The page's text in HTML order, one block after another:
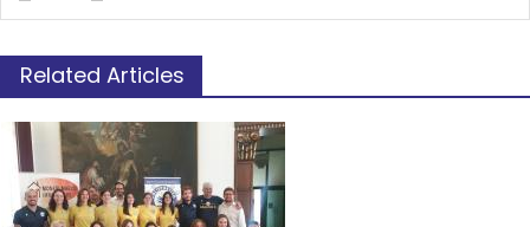
Related Articles